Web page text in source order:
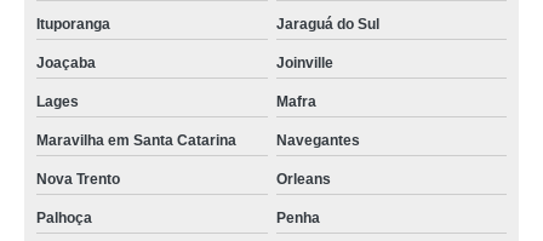
Ituporanga Jaraguá do Sul
Joaçaba Joinville
Lages Mafra
Maravilha em Santa Catarina Navegantes
Nova Trento Orleans
Palhoça Penha